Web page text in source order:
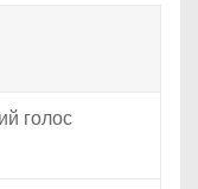
голос